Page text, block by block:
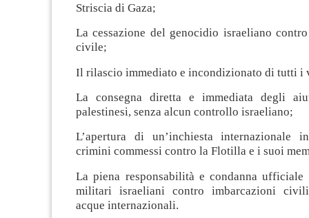
Striscia di Gaza;
La cessazione del genocidio israeliano
civile;
Il rilascio immediato e incondizionato di tutti i
La consegna diretta e immediata degli
palestinesi, senza alcun controllo israeliano;
L’apertura di un’inchiesta internazionale
crimini commessi contro la Flotilla e i suoi
La piena responsabilità e condanna
militari israeliani contro imbarcazioni
acque internazionali.